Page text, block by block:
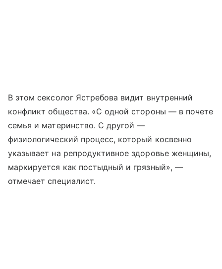
В этом сексолог Ястребова видит внутренний
конфликт общества. «С одной стороны — в почете
семья и материнство. С другой —
физиологический процесс, который косвенно
указывает на репродуктивное здоровье женщины,
маркируется как постыдный и грязный», —
отмечает специалист.